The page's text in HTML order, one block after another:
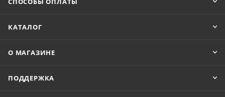
КАТАЛОГ
О МАГАЗИНЕ
ПОДДЕРЖКА